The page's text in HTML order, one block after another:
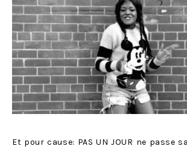
Et pour cause: PAS UN JOUR ne passe